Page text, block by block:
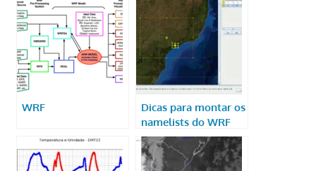
WRF
Dicas para montar os
namelists do WRF